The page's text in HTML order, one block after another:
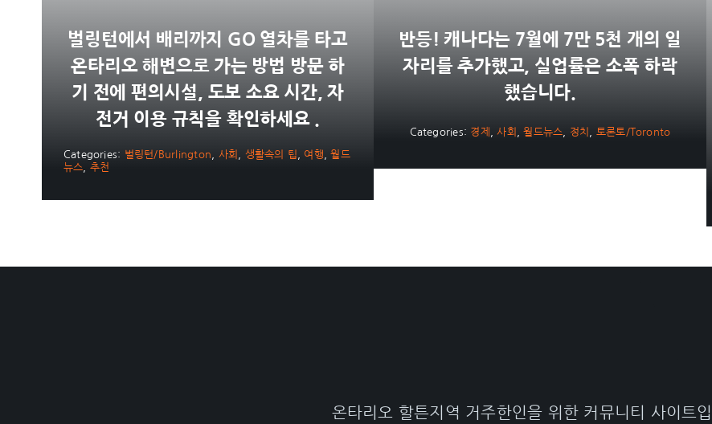
벌링턴에서 배리까지 GO 열차를 타고
온타리오 해변으로 가는 방법 방문 하
기 전에 편의시설, 도보 소요 시간, 자
전거 이용 규칙을 확인하세요 .
Categories: 벌링턴/Burlington 사회 생활속의 팁 여행 ,월드
뉴스
추천
반등! 캐나다는 7월에 7만 5천 개의 일
자리를 추가했고, 실업률은 소폭 하락
했습니다.
Categories: 경제 ,사회 ,월드뉴스 정치 토론토/Toronto
온타리오 할튼지역 거주한인을 위한 커뮤니티 사이트입